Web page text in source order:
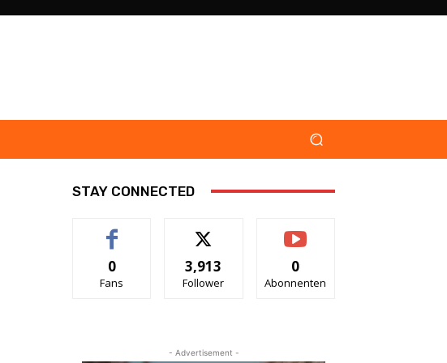
STAY CONNECTED
0
Fans
3,913
Follower
0
Abonnenten
- Advertisement -